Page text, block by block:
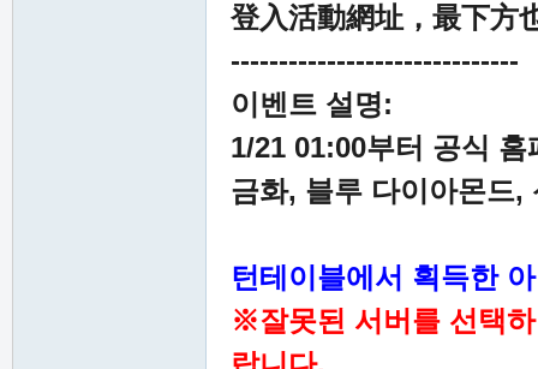
登入活動網址，最下方
------------------------------
이벤트 설명:
1/21 01:00부터 공식
금화, 블루 다이아몬드,
턴테이블에서 획득한
※잘못된 서버를 선택